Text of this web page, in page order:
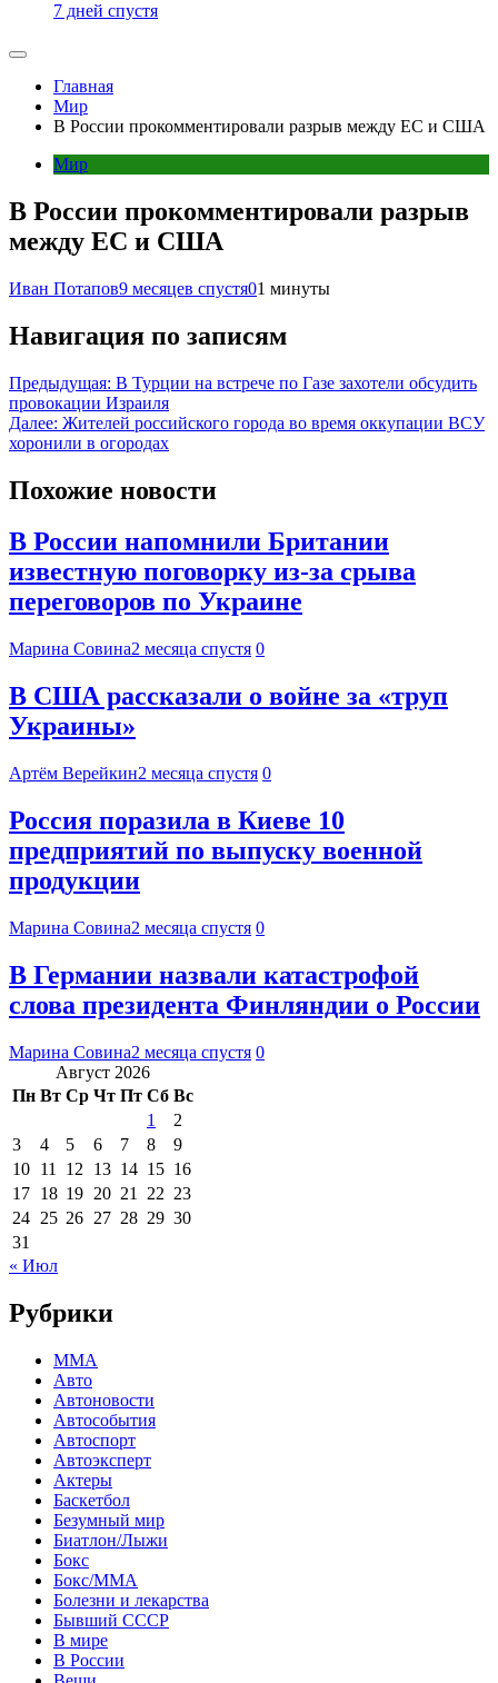
7 дней спустя
Главная
Мир
В России прокомментировали разрыв между ЕС и США
Мир
В России прокомментировали разрыв
между ЕС и США
Иван Потапов9 месяцев спустя01 минуты
Навигация по записям
Предыдущая: В Турции на встрече по Газе захотели обсудить
провокации Израиля
Далее: Жителей российского города во время оккупации ВСУ
хоронили в огородах
Похожие новости
В России напомнили Британии
известную поговорку из-за срыва
переговоров по Украине
Марина Совина2 месяца спустя 0
В США рассказали о войне за «труп
Украины»
Артём Верейкин2 месяца спустя 0
Россия поразила в Киеве 10
предприятий по выпуску военной
продукции
Марина Совина2 месяца спустя 0
В Германии назвали катастрофой
слова президента Финляндии о России
Марина Совина2 месяца спустя 0
Август 2026
Пн Вт Ср Чт Пт Сб Вс
1
2
3
4 5 6 7 8
9
10 11 12 13 14 15 16
17 18 19 20 21 22 23
24 25 26 27 28 29 30
31
« Июл
Рубрики
MMA
Авто
Автоновости
Автособытия
Автоспорт
Автоэксперт
Актеры
Баскетбол
Безумный мир
Биатлон/Лыжи
Бокс
Бокс/MMA
Болезни и лекарства
Бывший СССР
В мире
В России